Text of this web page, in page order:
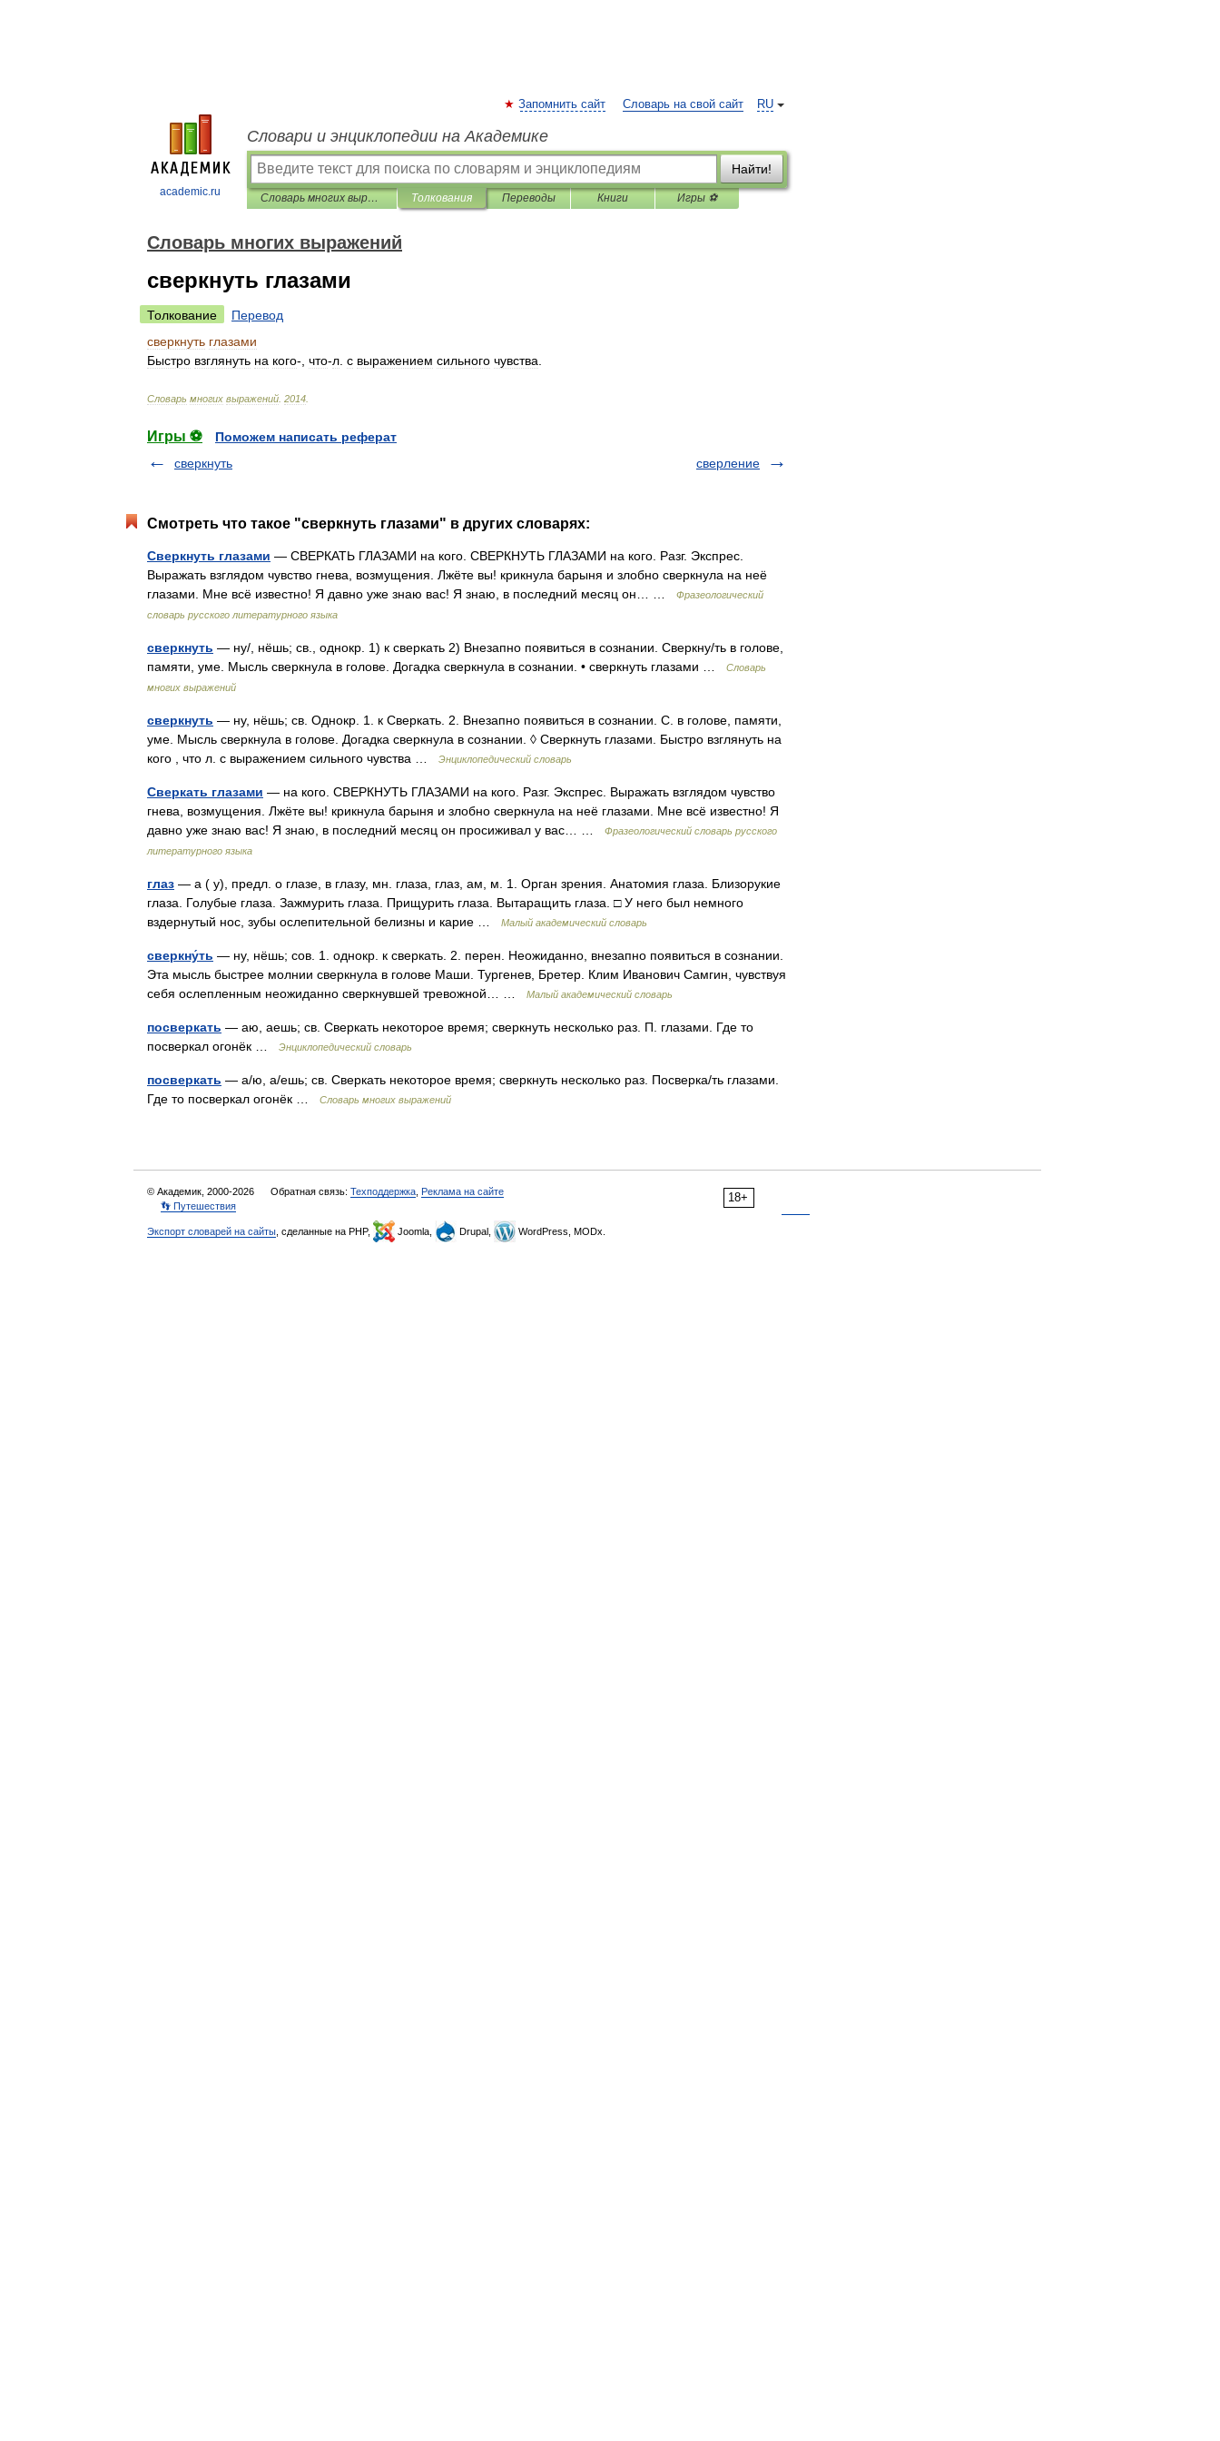
academic.ru
RU
Запомнить сайт Словарь на свой сайт
Словари и энциклопедии на Академике
Найти!
Словарь многих выражений Толкования Переводы Книги Игры ⚽
Словарь многих выражений
сверкнуть глазами
Толкование
Перевод
сверкнуть глазами
Быстро взглянуть на кого-, что-л с выражением сильного чувства
Словарь многих выражений 2014
Игры ⚽
Поможем написать реферат
сверкнуть
сверление
Смотреть что такое "сверкнуть глазами" в других словарях:
Сверкнуть глазами — СВЕРКАТЬ ГЛАЗАМИ на кого. СВЕРКНУТЬ ГЛАЗАМИ на кого. Разг. Экспрес.
Выражать взглядом чувство гнева, возмущения. Лжёте вы! крикнула барыня и злобно сверкнула на неё
глазами. Мне всё известно! Я давно уже знаю вас! Я знаю, в последний месяц он… …
Фразеологический
словарь русского литературного языка
сверкнуть — ну/, нёшь; св., однокр. 1) к сверкать 2) Внезапно появиться в сознании. Сверкну/ть в голове,
памяти, уме. Мысль сверкнула в голове. Догадка сверкнула в сознании. • сверкнуть глазами …
Словарь
многих выражений
сверкнуть — ну, нёшь; св. Однокр. 1. к Сверкать. 2. Внезапно появиться в сознании. С. в голове, памяти,
уме. Мысль сверкнула в голове. Догадка сверкнула в сознании. ◊ Сверкнуть глазами. Быстро взглянуть на
кого , что л. с выражением сильного чувства …
Энциклопедический словарь
Сверкать глазами — на кого. СВЕРКНУТЬ ГЛАЗАМИ на кого. Разг. Экспрес. Выражать взглядом чувство
гнева, возмущения. Лжёте вы! крикнула барыня и злобно сверкнула на неё глазами. Мне всё известно! Я
давно уже знаю вас! Я знаю, в последний месяц он просиживал у вас… …
Фразеологический словарь русского
литературного языка
глаз — а ( у), предл. о глазе, в глазу, мн. глаза, глаз, ам, м. 1. Орган зрения. Анатомия глаза. Близорукие
глаза. Голубые глаза. Зажмурить глаза. Прищурить глаза. Вытаращить глаза. □ У него был немного
вздернутый нос, зубы ослепительной белизны и карие …
Малый академический словарь
сверкну́ть — ну, нёшь; сов. 1. однокр. к сверкать. 2. перен. Неожиданно, внезапно появиться в сознании.
Эта мысль быстрее молнии сверкнула в голове Маши. Тургенев, Бретер. Клим Иванович Самгин, чувствуя
себя ослепленным неожиданно сверкнувшей тревожной… …
Малый академический словарь
посверкать — аю, аешь; св. Сверкать некоторое время; сверкнуть несколько раз. П. глазами. Где то
посверкал огонёк …
Энциклопедический словарь
посверкать — а/ю, а/ешь; св. Сверкать некоторое время; сверкнуть несколько раз. Посверка/ть глазами.
Где то посверкал огонёк …
Словарь многих выражений
18+
© Академик, 2000-2026 Обратная связь: Техподдержка Реклама на сайте
👣 Путешествия
Экспорт словарей на сайты , сделанные на PHP, Joomla, Drupal, WordPress, MODx.